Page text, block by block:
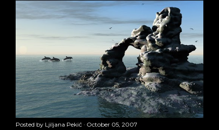
Posted by Ljiljana Pekić October 05, 2007